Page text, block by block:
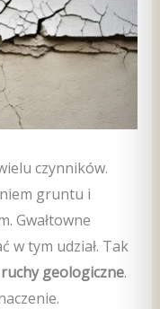
czynników.
gruntu i
Gwałtowne
w tym udział. Tak
ruchy geologiczne.